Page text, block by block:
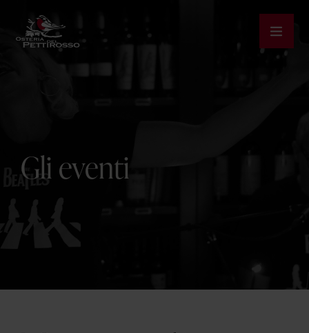
Apri
Gli eventi